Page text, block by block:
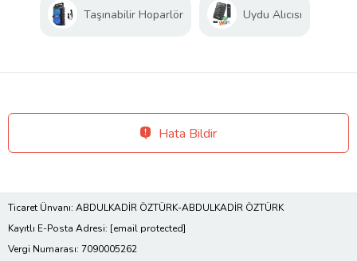
Taşınabilir Hoparlör Uydu Alıcısı
Hata Bildir
Ticaret Ünvanı: ABDULKADİR ÖZTÜRK-ABDULKADİR ÖZTÜRK
Kayıtlı E-Posta Adresi: [email protected]
Vergi Numarası: 7090005262